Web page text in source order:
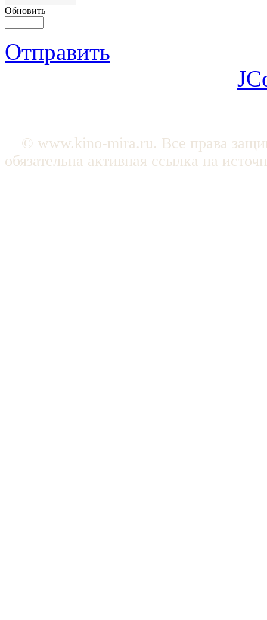
Обновить
Отправить
© www.kino-mira.ru. Все права
обязательна активная ссылка на